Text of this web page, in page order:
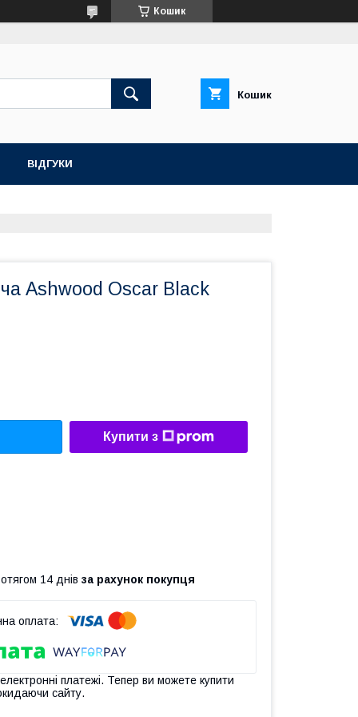
Кошик
Кошик
ВІДГУКИ
Ashwood Oscar Black
Купити з
14 днів за рахунок покупця
платежі. Тепер ви можете купити
сайту.